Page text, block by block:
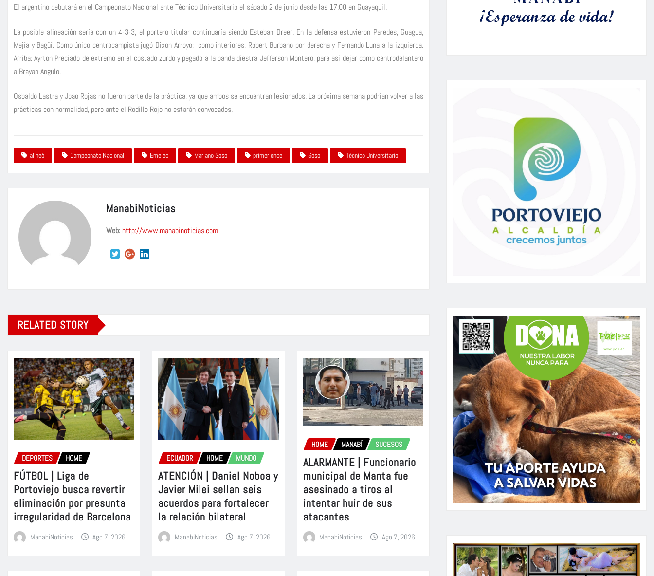
El argentino debutará en el Campeonato Nacional ante Técnico Universitario el sábado 2 de junio desde las 17:00 en Guayaquil.
La posible alineación sería con un 4-3-3, el portero titular continuaría siendo Esteban Dreer. En la defensa estuvieron Paredes, Guagua,
Mejía y Bagüí. Como único centrocampista jugó Dixon Arroyo; como interiores, Robert Burbano por derecha y Fernando Luna a la izquierda.
Arriba: Ayrton Preciado de extremo en el costado zurdo y pegado a la banda diestra Jefferson Montero, para así dejar como centrodelantero
a Brayan Angulo.
Osbaldo Lastra y Joao Rojas no fueron parte de la práctica, ya que ambos se encuentran lesionados. La próxima semana podrían volver a las
prácticas con normalidad, pero ante el Rodillo Rojo no estarán convocados.
alineó Campeonato Nacional Emelec Mariano Soso primer once Soso Técnico Universitario
ManabiNoticias
Web: http://www.manabinoticias.com
RELATED STORY
DEPORTES HOME
FÚTBOL | Liga de
Portoviejo busca revertir
eliminación por presunta
irregularidad de Barcelona
ManabiNoticias Ago 7, 2026
ECUADOR HOME MUNDO
ATENCIÓN | Daniel Noboa y
Javier Milei sellan seis
acuerdos para fortalecer
la relación bilateral
ManabiNoticias Ago 7, 2026
HOME MANABÍ SUCESOS
ALARMANTE | Funcionario
municipal de Manta fue
asesinado a tiros al
intentar huir de sus
atacantes
ManabiNoticias Ago 7, 2026